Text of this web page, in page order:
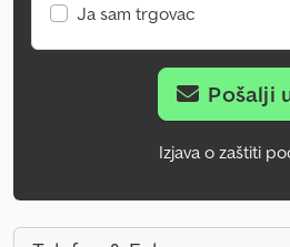
Ja sam trgovac
Pošalji
Izjava o zaštiti